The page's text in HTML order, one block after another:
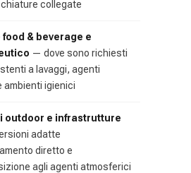
collegate
& beverage e
— dove sono richiesti
a lavaggi, agenti
ambienti igienici
outdoor e infrastrutture
adatte
diretto e
agli agenti atmosferici